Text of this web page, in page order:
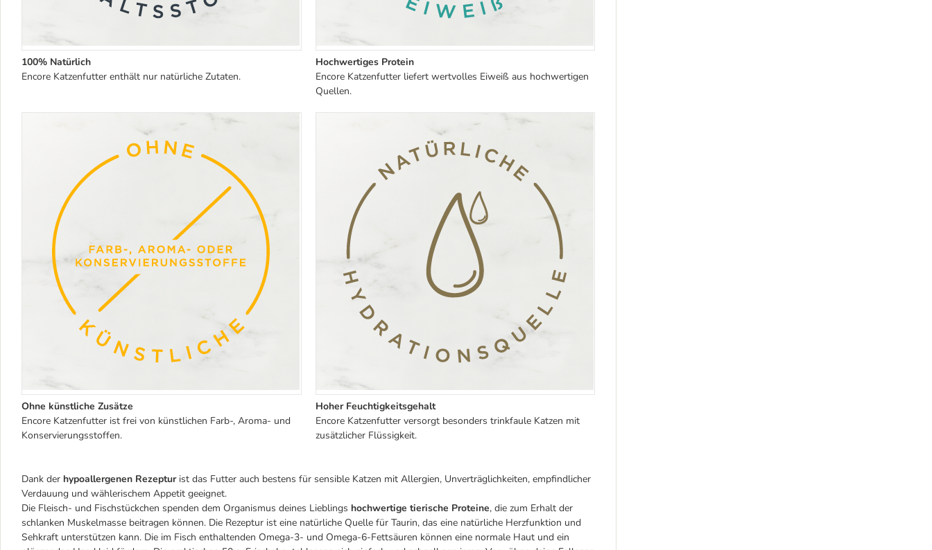
100% Natürlich
Encore Katzenfutter enthält nur natürliche Zutaten.
Hochwertiges Protein
Encore Katzenfutter liefert wertvolles Eiweiß aus hochwertigen
Quellen.
Ohne künstliche Zusätze
Encore Katzenfutter ist frei von künstlichen Farb-, Aroma- und
Konservierungsstoffen.
Hoher Feuchtigkeitsgehalt
Encore Katzenfutter versorgt besonders trinkfaule Katzen mit
zusätzlicher Flüssigkeit.
Dank der hypoallergenen Rezepturist das Futter auch bestens für sensible Katzen mit Allergien, Unverträglichkeiten, empfindlicher
Verdauung und wählerischem Appetit geeignet.
Die Fleisch- und Fischstückchen spenden dem Organismus deines Lieblings hochwertige tierische Proteine, die zum Erhalt der
schlanken Muskelmasse beitragen können. Die Rezeptur ist eine natürliche Quelle für Taurin, das eine natürliche Herzfunktion und
Sehkraft unterstützen kann. Die im Fisch enthaltenden Omega-3- und Omega-6-Fettsäuren können eine normale Haut und ein